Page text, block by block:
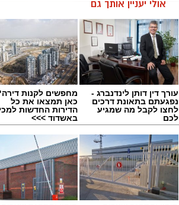
אולי יעניין אותך גם
עורך דין דותן לינדנברג -
נפגעתם בתאונת דרכים
לחצו לקבל מה שמגיע
לכם
מחפשים לקנות
כאן תמצאו את כל
הדירות החדשות
באשדוד >>>